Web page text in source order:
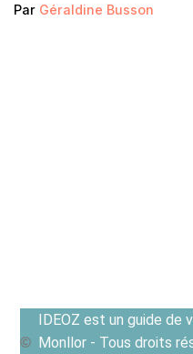
Par Géraldine Busson
IDEOZ est un guide de
Monllor - Tous droits